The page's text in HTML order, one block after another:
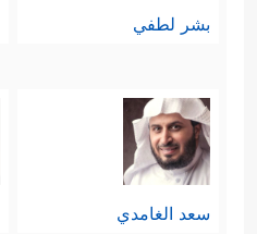
بشر لطفي
سعد الغامدي